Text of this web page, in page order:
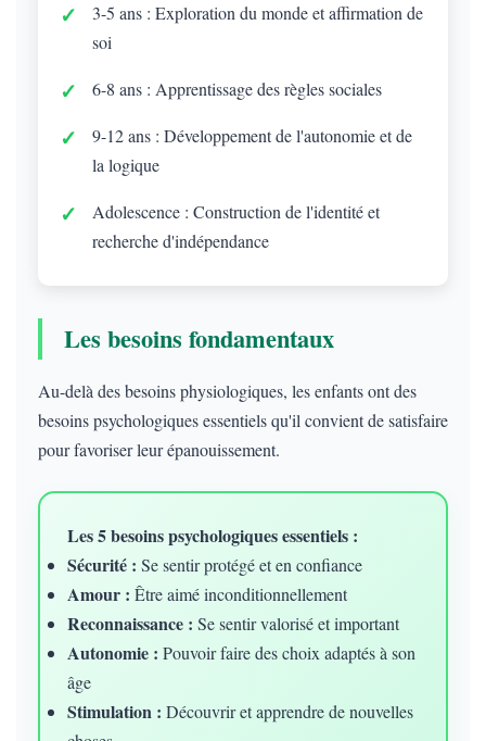
3-5 ans : Exploration du monde et affirmation de
soi
6-8 ans : Apprentissage des règles sociales
9-12 ans : Développement de l'autonomie et de
la logique
Adolescence : Construction de l'identité et
recherche d'indépendance
Les besoins fondamentaux
Au-delà des besoins physiologiques, les enfants ont des
besoins psychologiques essentiels qu'il convient de satisfaire
pour favoriser leur épanouissement.
Les 5 besoins psychologiques essentiels :
Sécurité : Se sentir protégé et en confiance
Amour : Être aimé inconditionnellement
Reconnaissance : Se sentir valorisé et important
Autonomie : Pouvoir faire des choix adaptés à son
âge
Stimulation : Découvrir et apprendre de nouvelles